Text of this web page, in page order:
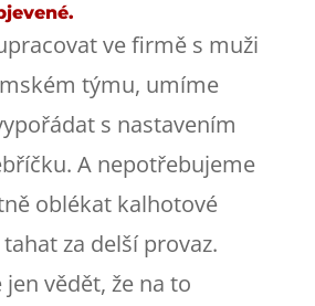
ve firmě s muži
týmu, umíme
s nastavením
A nepotřebujeme
oblékat kalhotové
za delší provaz.
vědět, že na to